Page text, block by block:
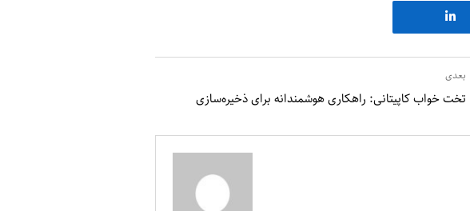
بعدی
تخت خواب کاپیتانی: راهکاری هوشمندانه برای ذخیره‌سازی